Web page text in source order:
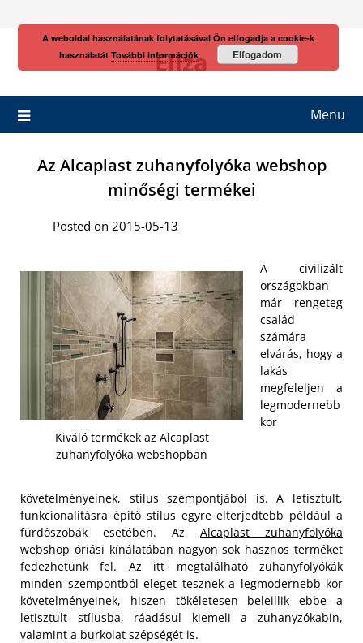
Eliza
Menu
Az Alcaplast zuhanyfolyóka webshop
minőségi termékei
Posted on 2015-05-13
Kiváló termékek az Alcaplast
zuhanyfolyóka webshopban
A civilizált
országokban
már rengeteg
család
számára
elvárás, hogy a
lakás
megfeleljen a
legmodernebb
kor
követelményeinek, stílus szempontjából is. A letisztult,
funkcionalitásra építő stílus egyre elterjedtebb például a
fürdőszobák esetében. Az Alcaplast zuhanyfolyóka
webshop óriási kínálatában nagyon sok hasznos terméket
fedezhetünk fel. Az itt megtalálható zuhanyfolyókák
minden szempontból eleget tesznek a legmodernebb kor
követelményeinek, hiszen tökéletesen beleillik ebbe a
letisztult stílusba, ráadásul kiemeli a zuhanyzókabin,
valamint a burkolat szépségét is.
A weboldal használatának folytatásával Ön elfogadja a cookie-k
használatát További információk Elfogadom